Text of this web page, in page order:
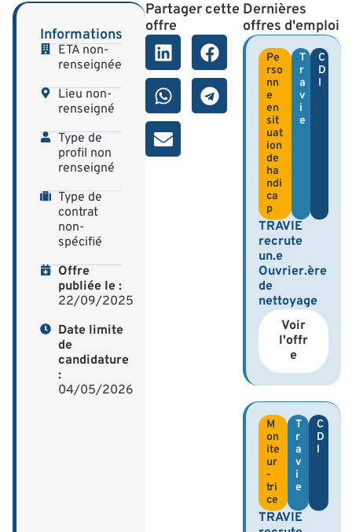
Informations
ETA non-
renseignée
Lieu non-
renseigné
Type de
profil non
renseigné
Type de
contrat
non-
spécifié
Offre
publiée le :
22/09/2025
Date limite
de
candidature
:
04/05/2026
Partager cette
offre
Dernières
offres d'emploi
Pe
rso
nn
e
en
sit
uat
ion
de
ha
ndi
ca
p
T
r
a
v
i
e
C
D
I
TRAVIE
recrute
un.e
Ouvrier.ère
de
nettoyage
Voir
l'offr
e
M
on
ite
ur
-
tri
ce
T
r
a
v
i
e
C
D
I
TRAVIE